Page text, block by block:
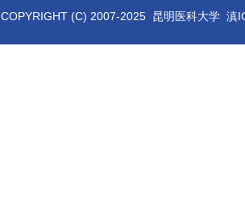
COPYRIGHT (C) 2007-2025 昆明医科大学 滇